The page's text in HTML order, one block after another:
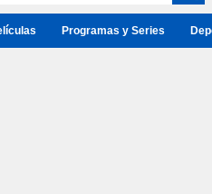
Programas y Series